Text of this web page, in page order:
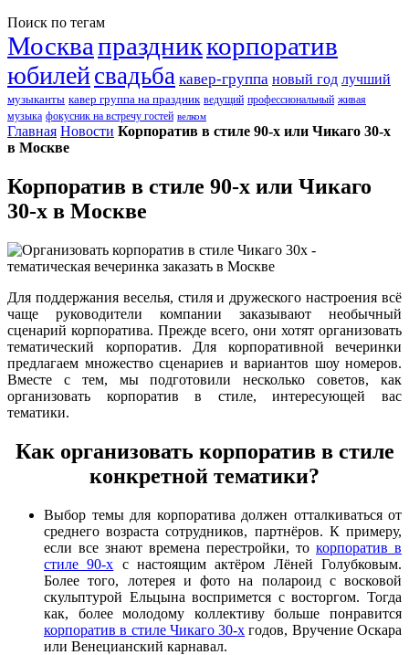
Поиск по тегам
Москвапраздниккорпоратив
юбилейсвадьба кавер-группа новый год лучший
музыканты кавер группа на праздник ведущий профессиональный живая
музыка фокусник на встречу гостей велком
Главная Новости Корпоратив в стиле 90-х или Чикаго 30-х
в Москве
Корпоратив в стиле 90-х или Чикаго
30-х в Москве
Для поддержания веселья, стиля и дружеского настроения всё
чаще руководители компании заказывают необычный
сценарий корпоратива. Прежде всего, они хотят организовать
тематический корпоратив. Для корпоративной вечеринки
предлагаем множество сценариев и вариантов шоу номеров.
Вместе с тем, мы подготовили несколько советов, как
организовать корпоратив в стиле, интересующей вас
тематики.
Как организовать корпоратив в стиле
конкретной тематики?
Выбор темы для корпоратива должен отталкиваться от
среднего возраста сотрудников, партнёров. К примеру,
если все знают времена перестройки, то корпоратив в
стиле 90-х с настоящим актёром Лёней Голубковым.
Более того, лотерея и фото на полароид с восковой
скульптурой Ельцына воспримется с восторгом. Тогда
как, более молодому коллективу больше понравится
корпоратив в стиле Чикаго 30-х годов, Вручение Оскара
или Венецианский карнавал.